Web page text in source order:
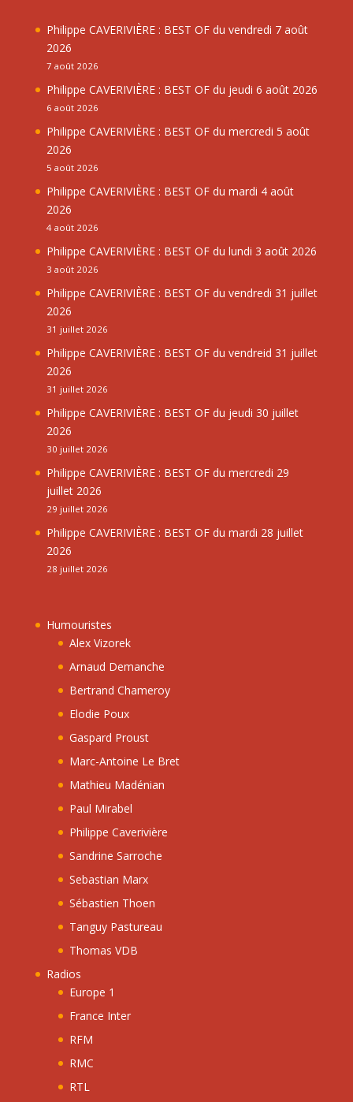
Philippe CAVERIVIÈRE : BEST OF du vendredi 7 août
2026
7 août 2026
Philippe CAVERIVIÈRE : BEST OF du jeudi 6 août 2026
6 août 2026
Philippe CAVERIVIÈRE : BEST OF du mercredi 5 août
2026
5 août 2026
Philippe CAVERIVIÈRE : BEST OF du mardi 4 août
2026
4 août 2026
Philippe CAVERIVIÈRE : BEST OF du lundi 3 août 2026
3 août 2026
Philippe CAVERIVIÈRE : BEST OF du vendredi 31 juillet
2026
31 juillet 2026
Philippe CAVERIVIÈRE : BEST OF du vendreid 31 juillet
2026
31 juillet 2026
Philippe CAVERIVIÈRE : BEST OF du jeudi 30 juillet
2026
30 juillet 2026
Philippe CAVERIVIÈRE : BEST OF du mercredi 29
juillet 2026
29 juillet 2026
Philippe CAVERIVIÈRE : BEST OF du mardi 28 juillet
2026
28 juillet 2026
Humouristes
Alex Vizorek
Arnaud Demanche
Bertrand Chameroy
Elodie Poux
Gaspard Proust
Marc-Antoine Le Bret
Mathieu Madénian
Paul Mirabel
Philippe Caverivière
Sandrine Sarroche
Sebastian Marx
Sébastien Thoen
Tanguy Pastureau
Thomas VDB
Radios
Europe 1
France Inter
RFM
RMC
RTL